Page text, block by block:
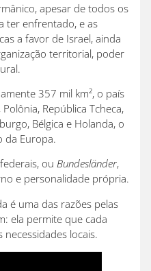
apesar de todos os
ter enfrentado, e as
a favor de Israel, ainda
territorial, poder
357 mil km², o país
República Tcheca,
Bélgica e Holanda, o
da Europa.
ou Bundesländer,
e personalidade própria.
é uma das razões pelas
ela permite que cada
locais.